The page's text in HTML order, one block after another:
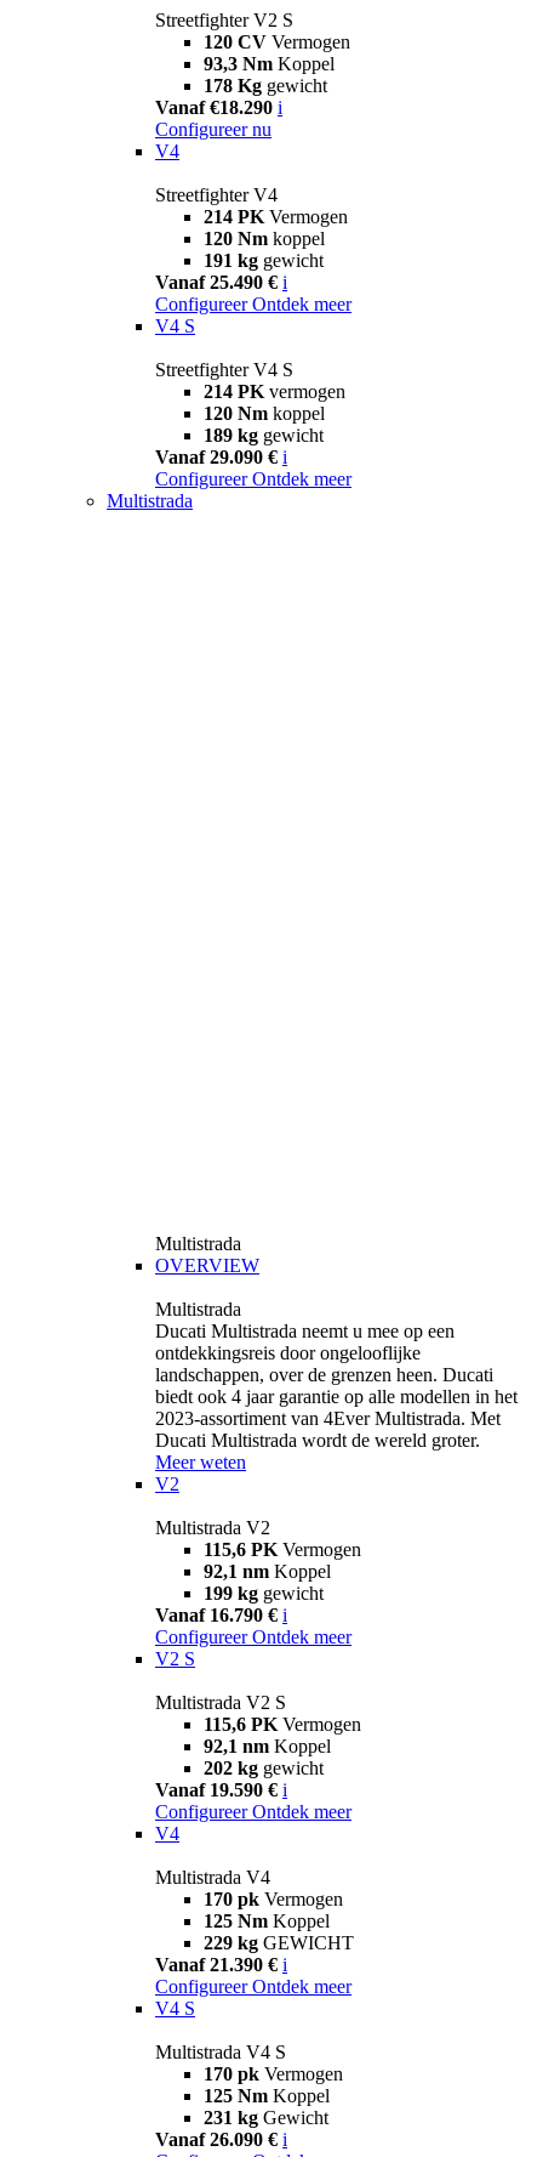
Streetfighter V2 S
120 CV Vermogen
93,3 Nm Koppel
178 Kg gewicht
Vanaf €18.290 i
Configureer nu
V4
Streetfighter V4
214 PK Vermogen
120 Nm koppel
191 kg gewicht
Vanaf 25.490 € i
Configureer Ontdek meer
V4 S
Streetfighter V4 S
214 PK vermogen
120 Nm koppel
189 kg gewicht
Vanaf 29.090 € i
Configureer Ontdek meer
Multistrada
Multistrada
OVERVIEW
Multistrada
Ducati Multistrada neemt u mee op een
ontdekkingsreis door ongelooflijke
landschappen, over de grenzen heen. Ducati
biedt ook 4 jaar garantie op alle modellen in het
2023-assortiment van 4Ever Multistrada. Met
Ducati Multistrada wordt de wereld groter.
Meer weten
V2
Multistrada V2
115,6 PK Vermogen
92,1 nm Koppel
199 kg gewicht
Vanaf 16.790 € i
Configureer Ontdek meer
V2 S
Multistrada V2 S
115,6 PK Vermogen
92,1 nm Koppel
202 kg gewicht
Vanaf 19.590 € i
Configureer Ontdek meer
V4
Multistrada V4
170 pk Vermogen
125 Nm Koppel
229 kg GEWICHT
Vanaf 21.390 € i
Configureer Ontdek meer
V4 S
Multistrada V4 S
170 pk Vermogen
125 Nm Koppel
231 kg Gewicht
Vanaf 26.090 € i